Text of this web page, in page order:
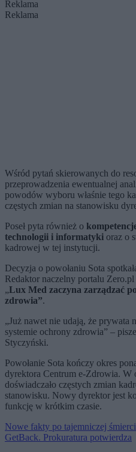
Reklama
Reklama
Wśród pytań skierowanych do
przeprowadzenia ewentualnej
powodów wyboru właśnie tego
częstych zmian na stanowisku
Poseł pyta również o
technologii i informatyki oraz o
kadrowej w tej instytucji.
Decyzja o powołaniu Sota
Redaktor naczelny portalu
„Lux Med zaczyna zarządzać
zdrowia”.
„Już nawet nie udają, że prywata
systemie ochrony zdrowia” –
Styczyński.
Powołanie Sota kończy okres
dyrektora Centrum e-Zdrowia. W
doświadczało częstych zmian
stanowisku. Nowy dyrektor jest
funkcję w krótkim czasie.
Nowe fakty po tajemniczej
GetBack. Prokuratura potwierdza